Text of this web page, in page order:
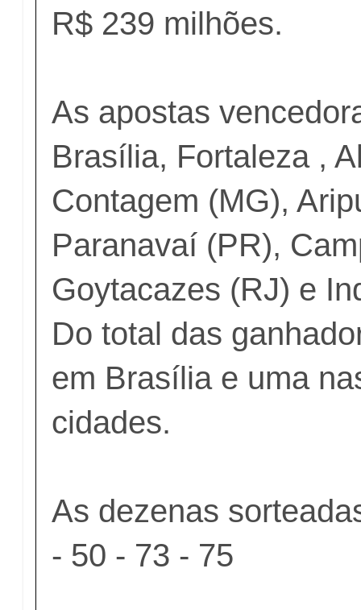
R$ 239 milhões.
As apostas
Brasília, Fortaleza ,
Contagem (MG),
Paranavaí (PR),
Goytacazes (RJ) e
Do total das
em Brasília e uma
cidades.
As dezenas
- 50 - 73 - 75